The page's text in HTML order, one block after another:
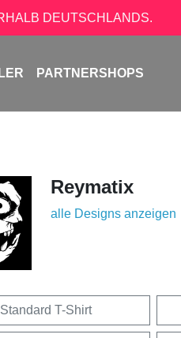
DEUTSCHLANDS.
PARTNERSHOPS
Reymatix
alle Designs anzeigen
Standard T-Shirt